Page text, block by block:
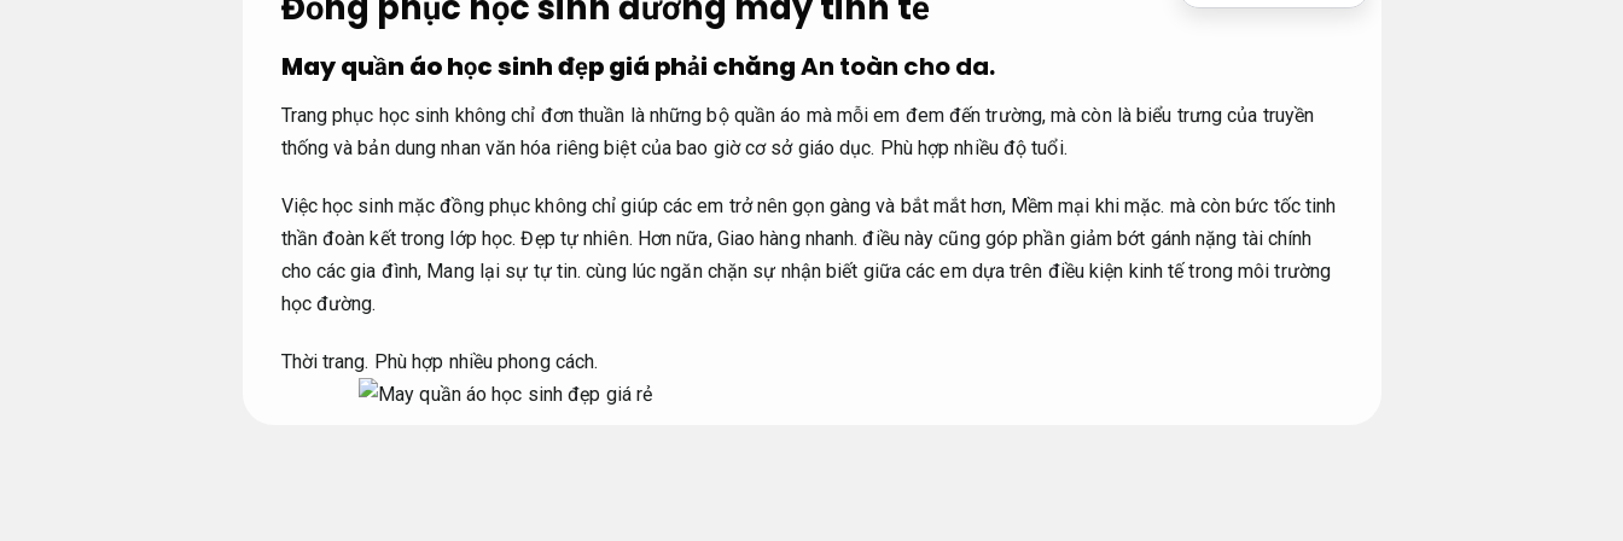
May quần áo học sinh đẹp giá phải chăngAn toàn cho da.
Trang phục học sinh không chỉ đơn thuần là những bộ quần áo mà mỗi em đem đến trường, mà còn là biểu trưng của truyền
thống và bản dung nhan văn hóa riêng biệt của bao giờ cơ sở giáo dục. Phù hợp nhiều độ tuổi.
Việc học sinh mặc đồng phục không chỉ giúp các em trở nên gọn gàng và bắt mắt hơn, Mềm mại khi mặc. mà còn bức tốc tinh
thần đoàn kết trong lớp học.Đẹp tự nhiên. Hơn nữa, Giao hàng nhanh. điều này cũng góp phần giảm bớt gánh nặng tài chính
cho các gia đình, Mang lại sự tự tin. cùng lúc ngăn chặn sự nhận biết giữa các em dựa trên điều kiện kinh tế trong môi trường
học đường.
Thời trang. Phù hợp nhiều phong cách.